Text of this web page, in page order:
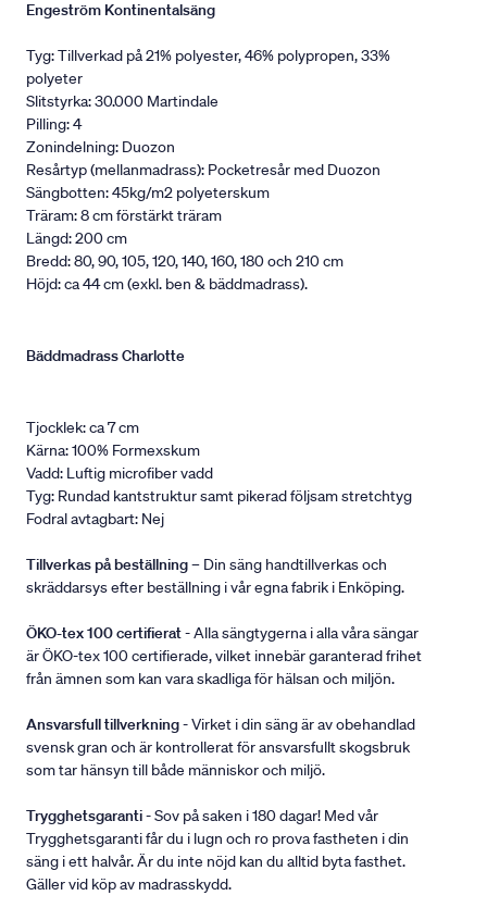
Engeström Kontinentalsäng
Tyg: Tillverkad på 21% polyester, 46% polypropen, 33%
polyeter
Slitstyrka: 30.000 Martindale
Pilling: 4
Zonindelning: Duozon
Resårtyp (mellanmadrass): Pocketresår med Duozon
Sängbotten: 45kg/m2 polyeterskum
Träram: 8 cm förstärkt träram
Längd: 200 cm
Bredd: 80, 90, 105, 120, 140, 160, 180 och 210 cm
Höjd: ca 44 cm (exkl. ben & bäddmadrass).
Bäddmadrass Charlotte
Tjocklek: ca 7 cm
Kärna: 100% Formexskum
Vadd: Luftig microfiber vadd
Tyg: Rundad kantstruktur samt pikerad följsam stretchtyg
Fodral avtagbart: Nej
Tillverkas på beställning– Din säng handtillverkas och
skräddarsys efter beställning i vår egna fabrik i Enköping.
ÖKO-tex 100 certifierat- Alla sängtygerna i alla våra sängar
är ÖKO-tex 100 certifierade, vilket innebär garanterad frihet
från ämnen som kan vara skadliga för hälsan och miljön.
Ansvarsfull tillverkning- Virket i din säng är av obehandlad
svensk gran och är kontrollerat för ansvarsfullt skogsbruk
som tar hänsyn till både människor och miljö.
Trygghetsgaranti- Sov på saken i 180 dagar! Med vår
Trygghetsgaranti får du i lugn och ro prova fastheten i din
säng i ett halvår. Är du inte nöjd kan du alltid byta fasthet.
Gäller vid köp av madrasskydd.